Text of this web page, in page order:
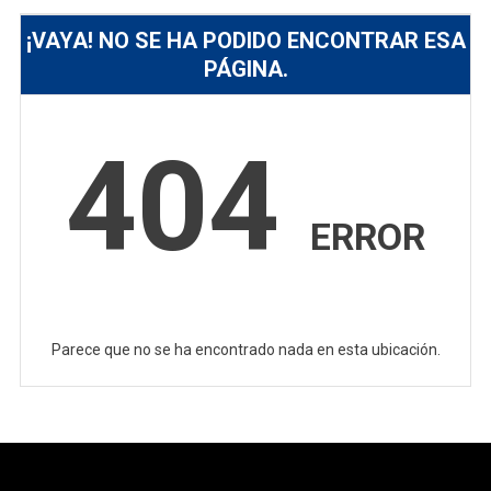
¡VAYA! NO SE HA PODIDO ENCONTRAR ESA
PÁGINA.
404 ERROR
Parece que no se ha encontrado nada en esta ubicación.